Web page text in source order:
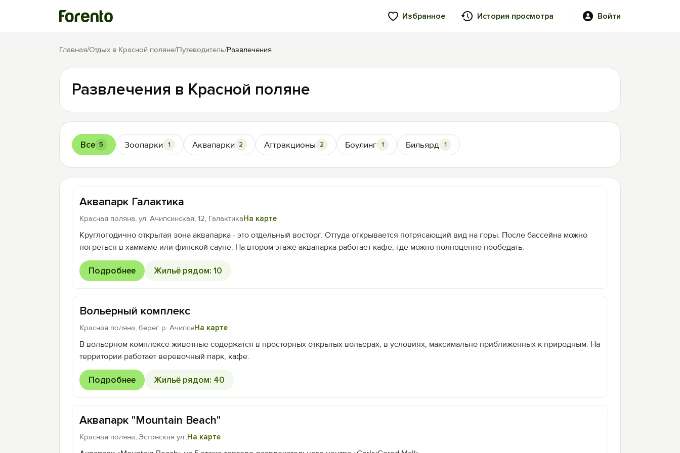
Избранное История просмотра Войти
Главная/Отдых в Красной поляне/Путеводитель/Развлечения
Развлечения в Красной поляне
Все 5 Зоопарки 1 Аквапарки 2 Аттракционы 2 Боулинг 1 Бильярд 1
Аквапарк Галактика
Красная поляна, ул. Ачипсинская, 12, ГалактикаНа карте
Круглогодично открытая зона аквапарка - это отдельный восторг. Оттуда открывается потрясающий вид на горы. После бассейна можно
погреться в хаммаме или финской сауне. На втором этаже аквапарка работает кафе, где можно полноценно пообедать.
Подробнее Жильё рядом: 10
Вольерный комплекс
Красная поляна, берег р. АчипсеНа карте
В вольерном комплексе животные содержатся в просторных открытых вольерах, в условиях, максимально приближенных к природным. На
территории работает веревочный парк, кафе.
Подробнее Жильё рядом: 40
Аквапарк "Mountain Beach"
Красная поляна, Эстонская ул.,На карте